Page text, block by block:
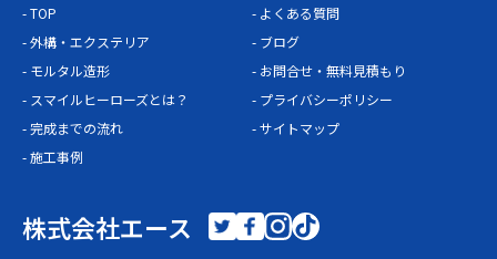
- TOP
- 外構・エクステリア
- モルタル造形
- スマイルヒーローズとは？
- 完成までの流れ
- 施工事例
- よくある質問
- ブログ
- お問合せ・無料見積もり
- プライバシーポリシー
- サイトマップ
株式会社エース